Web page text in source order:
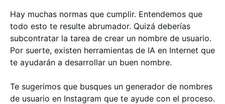
Hay muchas normas que cumplir. Entendemos que
todo esto te resulte abrumador. Quizá deberías
subcontratar la tarea de crear un nombre de usuario.
Por suerte, existen herramientas de IA en Internet que
te ayudarán a desarrollar un buen nombre.
Te sugerimos que busques un generador de nombres
de usuario en Instagram que te ayude con el proceso.